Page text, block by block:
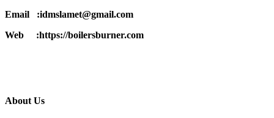
Email :idmslamet@gmail.com
Web :https://boilersburner.com
About Us